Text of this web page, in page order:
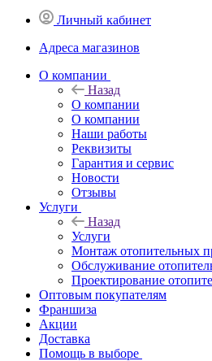
Личный кабинет
Адреса магазинов
O компании
Назад
O компании
О компании
Наши работы
Реквизиты
Гарантия и сервис
Новости
Отзывы
Услуги
Назад
Услуги
Монтаж отопительных
Обслуживание
Проектирование
Оптовым покупателям
Франшиза
Акции
Доставка
Помощь в выборе